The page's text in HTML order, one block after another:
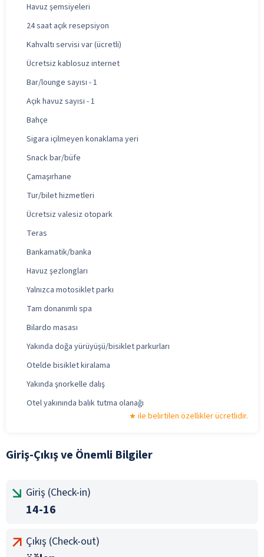
Havuz şemsiyeleri
24 saat açık resepsiyon
Kahvaltı servisi var (ücretli)
Ücretsiz kablosuz internet
Bar/lounge sayısı - 1
Açık havuz sayısı - 1
Bahçe
Sigara içilmeyen konaklama yeri
Snack bar/büfe
Çamaşırhane
Tur/bilet hizmetleri
Ücretsiz valesiz otopark
Teras
Bankamatik/banka
Havuz şezlongları
Yalnızca motosiklet parkı
Tam donanımlı spa
Bilardo masası
Yakında doğa yürüyüşü/bisiklet parkurları
Otelde bisiklet kiralama
Yakında şnorkelle dalış
Otel yakınında balık tutma olanağı
ile belirtilen özellikler ücretlidir.
Giriş-Çıkış ve Önemli Bilgiler
Giriş (Check-in)
14-16
Çıkış (Check-out)